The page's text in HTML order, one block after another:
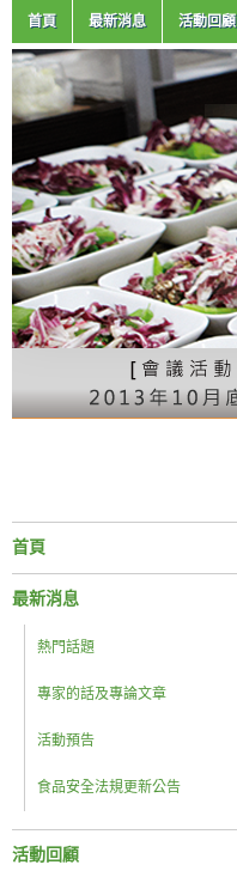
首頁 最新消息 活動回顧
首頁
最新消息
熱門話題
專家的話及專論文章
活動預告
食品安全法規更新公告
活動回顧